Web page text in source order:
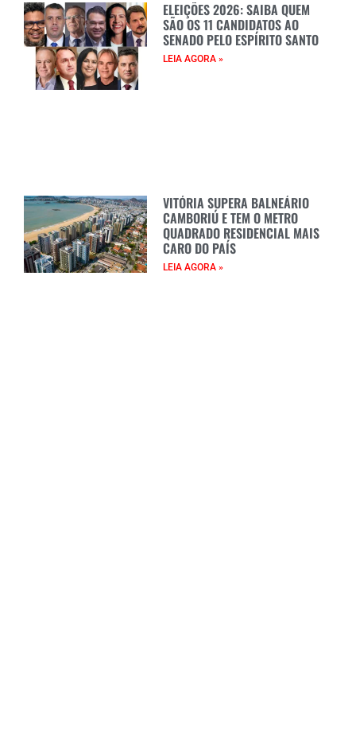
ELEIÇÕES 2026: SAIBA QUEM
SÃO OS 11 CANDIDATOS AO
SENADO PELO ESPÍRITO SANTO
LEIA AGORA »
VITÓRIA SUPERA BALNEÁRIO
CAMBORIÚ E TEM O METRO
QUADRADO RESIDENCIAL MAIS
CARO DO PAÍS
LEIA AGORA »